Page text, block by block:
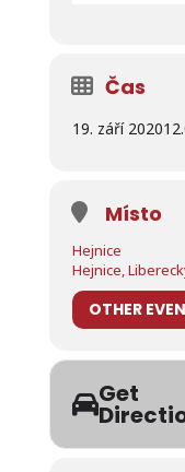
Čas
19. září 2020
Místo
Hejnice
Hejnice,
OTHER
Get